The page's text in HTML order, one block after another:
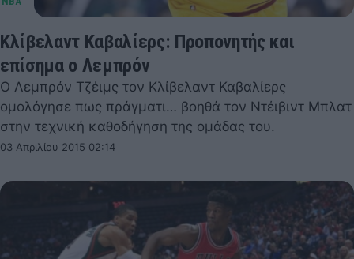
Κλίβελαντ Καβαλίερς: Προπονητής και
επίσημα ο Λεμπρόν
Ο Λεμπρόν Τζέιμς τον Κλίβελαντ Καβαλίερς
ομολόγησε πως πράγματι… βοηθά τον Ντέιβιντ Μπλατ
στην τεχνική καθοδήγηση της ομάδας του.
03 Απριλίου 2015 02:14